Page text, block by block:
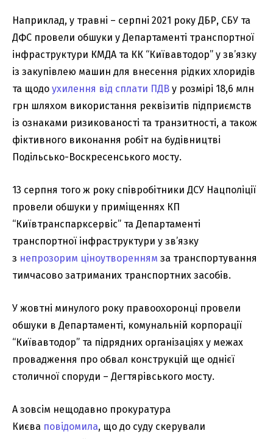
Наприклад, у травні – серпні 2021 року ДБР, СБУ та
ДФС провели обшуки у Департаменті транспортної
інфраструктури КМДА та КК “Київавтодор” у зв’язку
із закупівлею машин для внесення рідких хлоридів
та щодо ухилення від сплати ПДВ у розмірі 18,6 млн
грн шляхом використання реквізитів підприємств
із ознаками ризикованості та транзитності, а також
фіктивного виконання робіт на будівництві
Подільсько-Воскресенського мосту.
13 серпня того ж року співробітники ДСУ Нацполіції
провели обшуки у приміщеннях КП
“Київтранспарксервіс” та Департаменті
транспортної інфраструктури у зв’язку
з непрозорим ціноутворенням за транспортування
тимчасово затриманих транспортних засобів.
У жовтні минулого року правоохоронці провели
обшуки в Департаменті, комунальній корпорації
“Київавтодор” та підрядних організаціях у межах
провадження про обвал конструкцій ще однієї
столичної споруди – Дегтярівського мосту.
А зовсім нещодавно прокуратура
Києва повідомила, що до суду скерували